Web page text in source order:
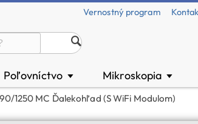
Vernostný program
Poľovníctvo ▼ Mikroskopia ▼
1250 MC Ďalekohľad (s WiFi Modulom)